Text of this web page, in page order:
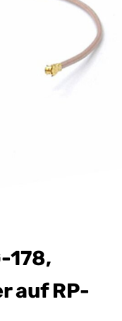
178,
auf RP-